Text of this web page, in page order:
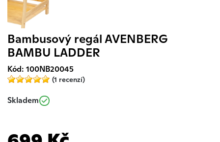
Bambusový regál AVENBERG
BAMBU LADDER
Kód: 100NB20045
(1 recenzí)
Skladem